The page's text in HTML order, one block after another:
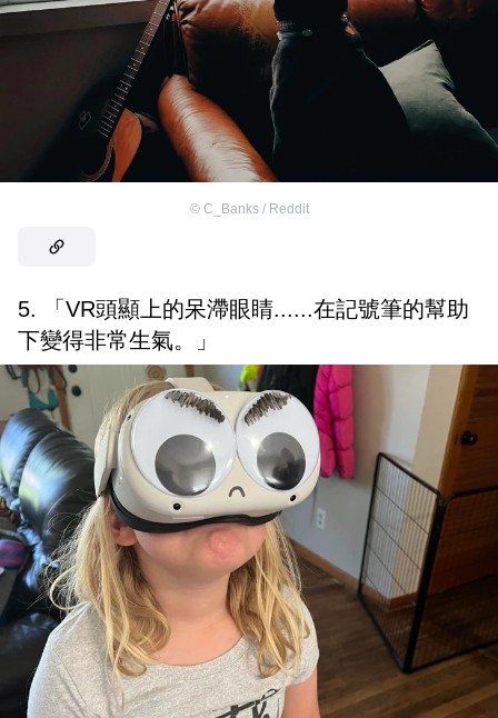
© C_Banks / Reddit
5. 「VR頭顯上的呆滯眼睛......在記號筆的幫助
下變得非常生氣。」